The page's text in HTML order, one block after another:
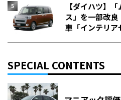
【ダイハツ】
ス」を一部改
車「インテリア
SPECIAL CONTENTS